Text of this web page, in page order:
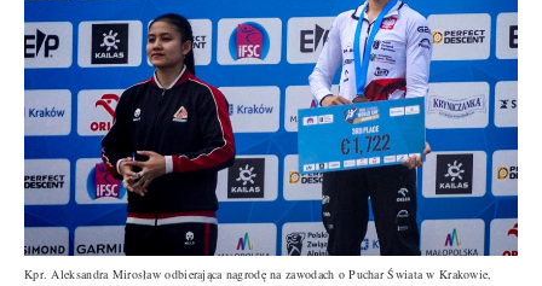
Kpr. Aleksandra Mirosław odbierająca nagrodę na zawodach o Puchar Świata w Krakowie,